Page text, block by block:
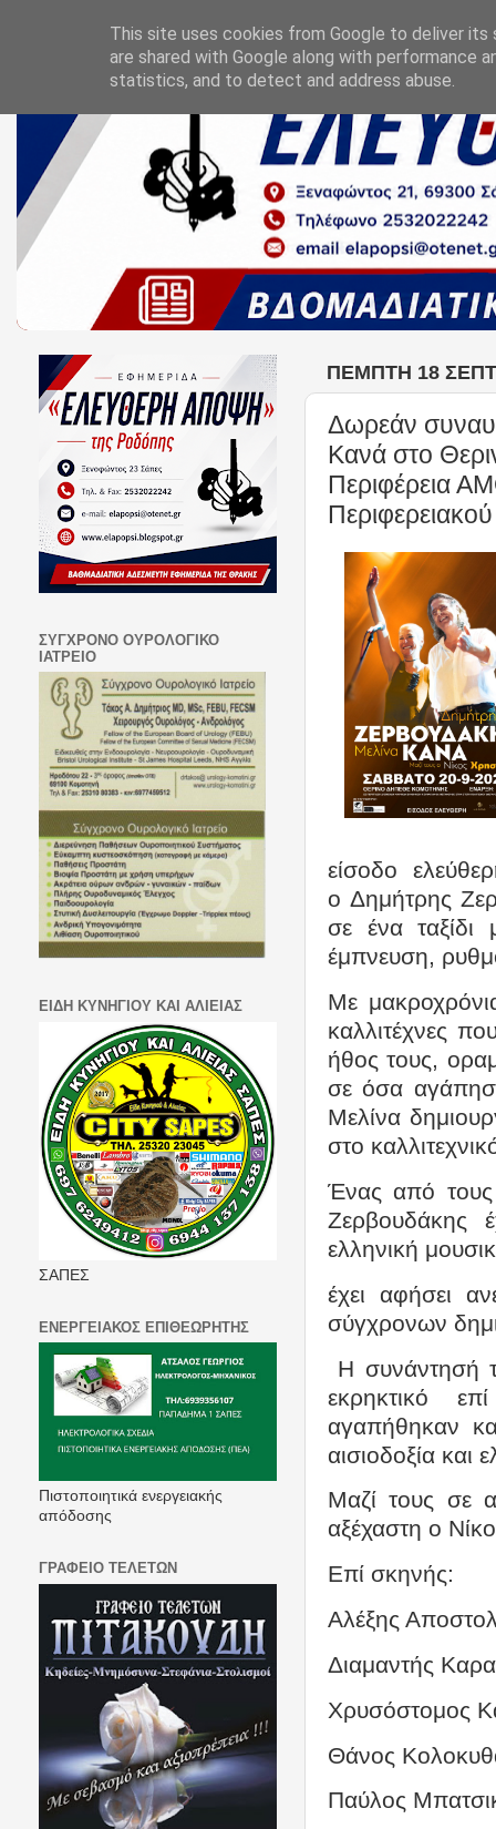
ΠΈΜΠΤΗ 18
Δωρεάν
Κανά στο
Περιφέρεια
είσοδο
ο Δημήτρης
σε ένα ταξίδι
έμπνευση,
Με
καλλιτέχνες
ήθος τους,
σε όσα
Μελίνα
στο
Ένας από τους
Ζερβουδάκης
ελληνική
έχει αφήσει
σύγχρονων
Η συνάντησή
εκρηκτικό
αγαπήθηκαν
αισιοδοξία και
Μαζί τους σε
αξέχαστη ο
Επί σκηνής:
Αλέξης
Διαμαντής
Χρυσόστομος
Θάνος
Παύλος
ΣΥΓΧΡΟΝΟ ΟΥΡΟΛΟΓΙΚΟ
ΙΑΤΡΕΙΟ
ΕΙΔΗ ΚΥΝΗΓΙΟΥ ΚΑΙ ΑΛΙΕΙΑΣ
ΣΑΠΕΣ
ΕΝΕΡΓΕΙΑΚΟΣ ΕΠΙΘΕΩΡΗΤΗΣ
Πιστοποιητικά ενεργειακής
απόδοσης
ΓΡΑΦΕΙΟ ΤΕΛΕΤΩΝ
This site uses cookies from Google to deliver its
are shared with Google along with performance
statistics, and to detect and address abuse.